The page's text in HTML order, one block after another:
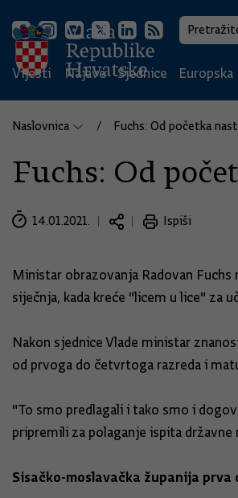
Vijesti Najave Sjednice
Naslovnica Fuchs: Od početka
Fuchs: Od
14.01.2021. Ispiši
Ministar obrazovanja Radovan
siječnja, kada kreće "licem u lice" za
Nakon sjednice Vlade ministar
od prvoga do četvrtoga razreda i
"To smo predlagali i tako smo i
pripremili za polaganje ispita
Sisačko-moslavačka županija